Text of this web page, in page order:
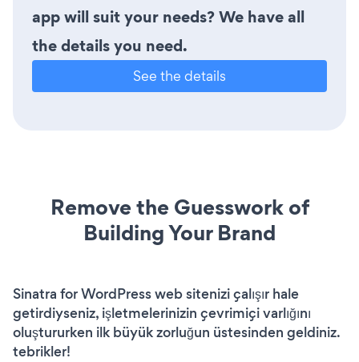
app will suit your needs? We have all
the details you need.
See the details
Remove the Guesswork of
Building Your Brand
Sinatra for WordPress web sitenizi çalışır hale
getirdiyseniz, işletmelerinizin çevrimiçi varlığını
oluştururken ilk büyük zorluğun üstesinden geldiniz.
tebrikler!